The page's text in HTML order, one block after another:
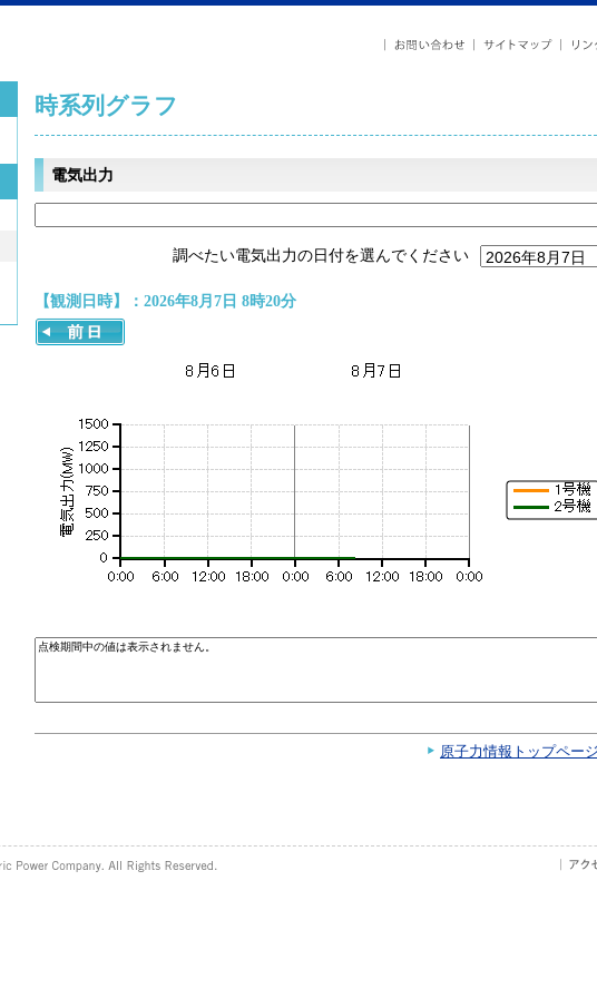
時系列グラフ
電気出力
調べたい電気出力の日付を選んでください
【観測日時】：2026年8月7日 8時20分
原子力情報トップペー